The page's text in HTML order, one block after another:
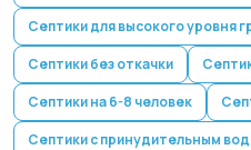
Септики для высокого уровня
Септики без откачки
Септики на 6-8 человек
Септики с принудительным